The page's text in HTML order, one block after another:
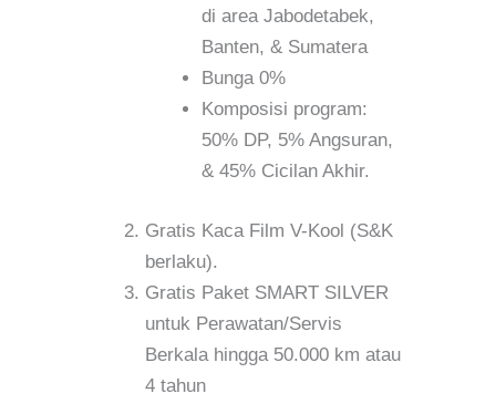
di area Jabodetabek,
Banten, & Sumatera
Bunga 0%
Komposisi program:
50% DP, 5% Angsuran,
& 45% Cicilan Akhir.
Gratis Kaca Film V-Kool (S&K
berlaku).
Gratis Paket SMART SILVER
untuk Perawatan/Servis
Berkala hingga 50.000 km atau
4 tahun